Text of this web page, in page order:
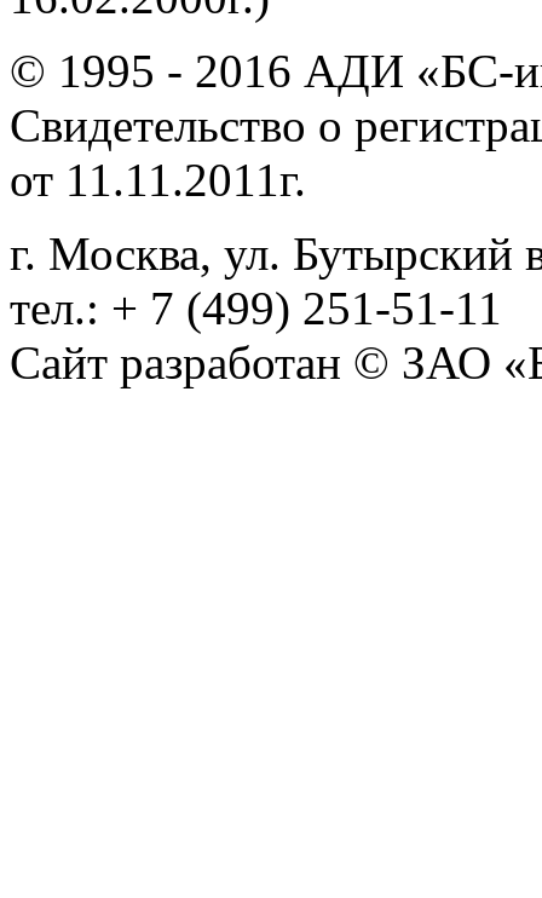
© 1995 - 2016 АДИ «БС-
Свидетельство о
от 11.11.2011г.
г. Москва, ул. Бутырский
тел.: + 7 (499) 251-51-11
Сайт разработан © ЗАО